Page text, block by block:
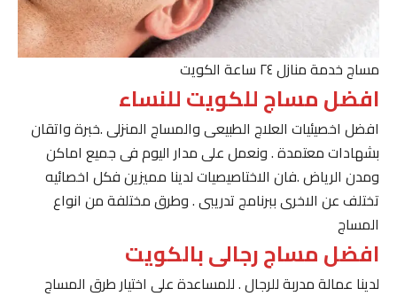
مساج خدمة منازل ٢٤ ساعة الكويت
افضل مساج للكويت للنساء
افضل اخصيئيات العلاج الطبيعى والمساج المنزلى .خبرة واتقان
بشهادات معتمدة . ونعمل على مدار اليوم فى جميع اماكن
ومدن الرياض .فان الاختاصيصيات لدينا مميزين فكل اخصائيه
تختلف عن الاخرى ببرنامج تدريبى . وطرق مختلفة من انواع
المساج
افضل مساج رجالى بالكويت
لدينا عمالة مدربة للرجال . للمساعدة على اختيار طرق المساج